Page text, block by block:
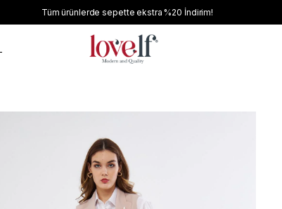
Tüm ürünlerde sepette ekstra %20 İndirim!